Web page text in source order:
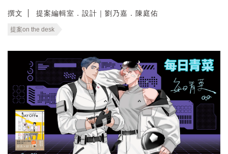
撰文 提案編輯室．設計｜劉乃嘉．陳庭佑
提案on the desk